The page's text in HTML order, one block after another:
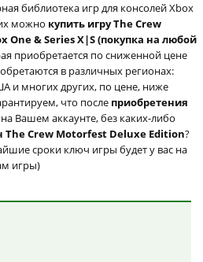
библиотека игр для консолей Xbox
можно купить игру The Crew
One & Series X|S (покупка на любой
приобретается по сниженной цене
в различных регионах:
и многих других, по цене, ниже
что после приобретения
на Вашем аккаунте, без каких-либо
The Crew Motorfest Deluxe Edition?
сроки ключ игры будет у вас на
игры)